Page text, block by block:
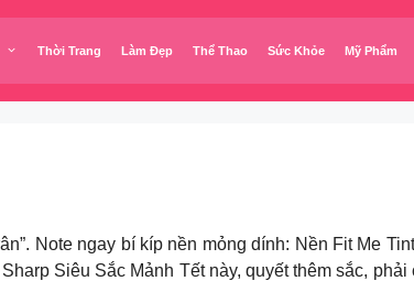
Thời Trang Làm Đẹp Thể Thao Sức Khỏe Mỹ Phẩm
Note ngay bí kíp nền mỏng dính: Nền Fit Me
Siêu Sắc Mảnh Tết này, quyết thêm sắc,